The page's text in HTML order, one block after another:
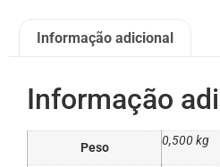
Informação adicional
Informação
Peso 0,500 kg